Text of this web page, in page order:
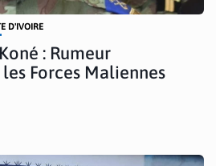
D'IVOIRE
: Rumeur
Forces Maliennes